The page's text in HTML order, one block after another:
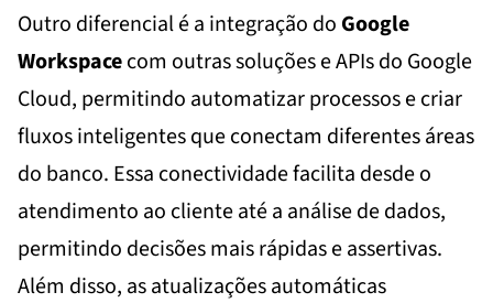
Outro diferencial é a integração do Google
Workspacecom outras soluções e APIs do Google
Cloud, permitindo automatizar processos e criar
fluxos inteligentes que conectam diferentes áreas
do banco. Essa conectividade facilita desde o
atendimento ao cliente até a análise de dados,
permitindo decisões mais rápidas e assertivas.
Além disso, as atualizações automáticas